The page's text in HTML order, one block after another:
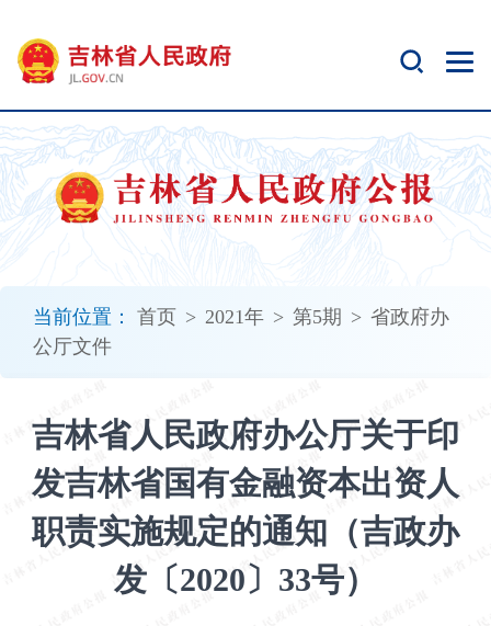
当前位置： 首页 > 2021年 > 第5期 > 省政府办
公厅文件
吉林省人民政府办公厅关于印
发吉林省国有金融资本出资人
职责实施规定的通知（吉政办
发〔2020〕33号）
开
无
障
碍
说
明
加